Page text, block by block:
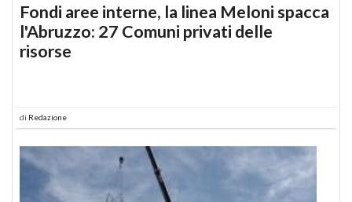
Fondi aree interne, la linea Meloni spacca
l'Abruzzo: 27 Comuni privati delle
risorse
di Redazione